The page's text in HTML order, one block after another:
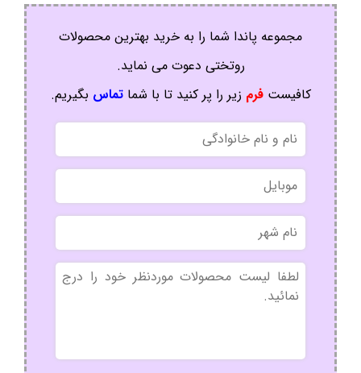
مجموعه پاندا شما را به خرید بهترین محصولات
روتختی دعوت می نماید.
کافیستفرم زیر را پر کنید تا با شماتماس بگیریم.
نام
و
نام
خانوادگی
موبایل
نام
شهر
بدون
عنوان